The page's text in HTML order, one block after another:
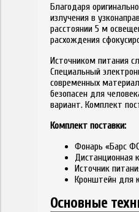
Благодаря
излучения в
расстоянии 5 м
расхождения
Источником питания
Специальный
современных
безопасен для
вариант. Комплект
Комплект поставки:
Фонарь «Барс
Дистанционная
Источник
Кронштейн для
Основные